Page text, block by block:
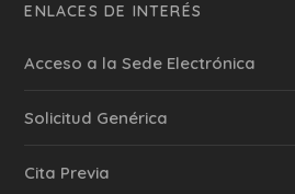
ENLACES DE INTERÉS
Acceso a la Sede Electrónica
Solicitud Genérica
Cita Previa